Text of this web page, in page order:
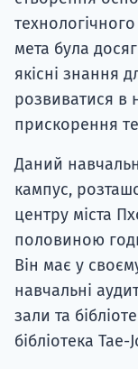
мета була
якісні знання
розвиватися в
прискорення
Даний
кампус,
центру міста
половиною
Він має у
навчальні
зали та
бібліотека